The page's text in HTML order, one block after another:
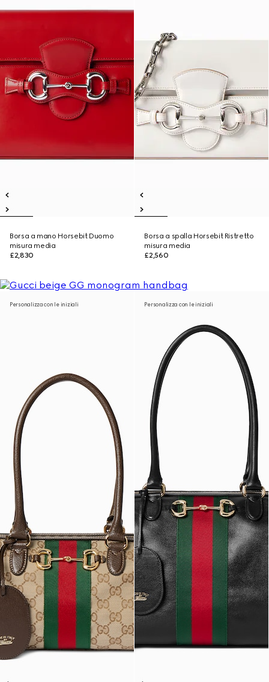
Borsa a mano Horsebit Duomo
misura media
£2,830
Borsa a spalla Horsebit Ristretto
misura media
£2,560
Personalizza con le iniziali Personalizza con le iniziali